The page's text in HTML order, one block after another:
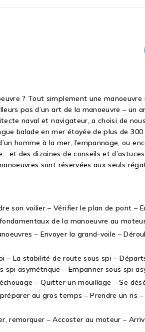
? Tout simplement une
pas d’un art de la manoeuvre –
naval et navigateur, a choisi de
balade en mer étayée de plus de
homme à la mer, l’empannage, ou
et des dizaines de conseils et
sont réservées aux seuls
son voilier – Vérifier le plan de pont –
de la manoeuvre au
– Envoyer la grand-voile –
– La stabilité de route sous spi –
spi asymétrique – Empanner sous spi
– Quitter un mouillage – Se
au gros temps – Prendre un ris
remorquer – Accoster au moteur –